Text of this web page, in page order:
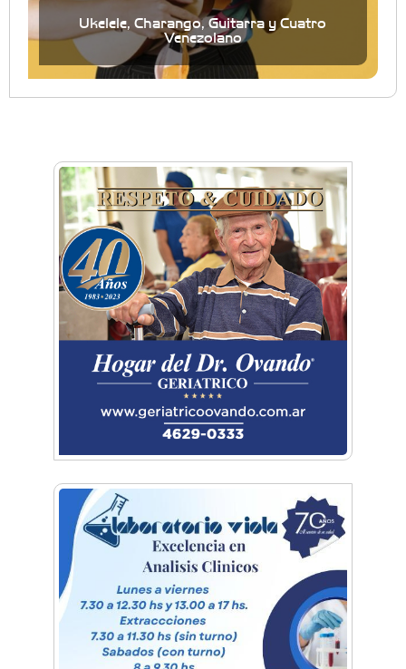
Ukelele, Charango, Guitarra y Cuatro
Venezolano